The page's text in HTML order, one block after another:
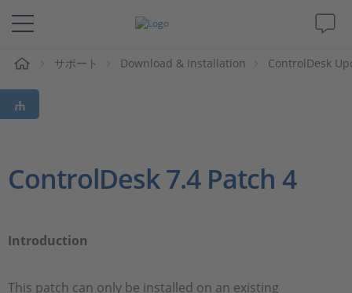
ソリューションと製品
サポート
企業情報
サポート Download & Installation ControlDesk
ControlDesk 7.4 Patch 4
Introduction
This patch can only be installed on an existing